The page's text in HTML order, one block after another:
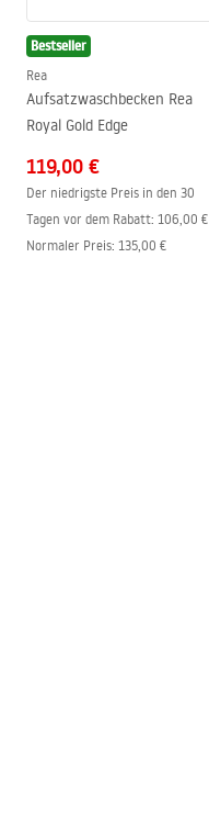
Anschuss Durchmesser
Anschlussmaß
Garantie
Bestseller
Rea
Aufsatzwaschbecken Rea
Royal Gold Edge
119,00 €
Der niedrigste Preis in den 30
Tagen vor dem Rabatt: 106,00 €
Normaler Preis: 135,00 €